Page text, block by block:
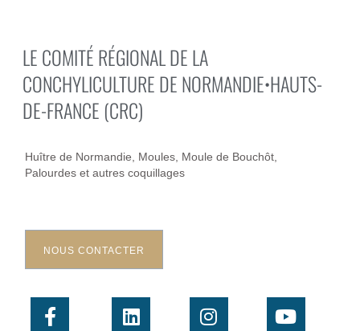
LE COMITÉ RÉGIONAL DE LA
CONCHYLICULTURE DE NORMANDIE•HAUTS-
DE-FRANCE (CRC)
Huître de Normandie, Moules, Moule de Bouchôt,
Palourdes et autres coquillages
NOUS CONTACTER